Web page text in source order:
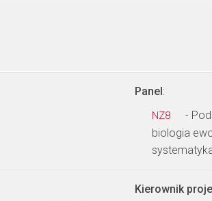
Panel:
NZ8
-
biologia
Kierownik